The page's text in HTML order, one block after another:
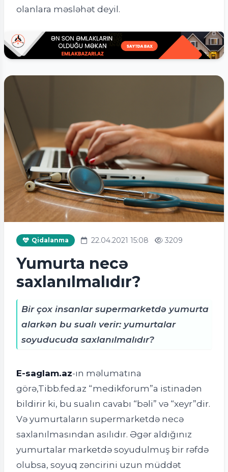
olanlara məsləhət deyil.
Qidalanma 22.04.2021 15:08 3209
Yumurta necə
saxlanılmalıdır?
Bir çox insanlar supermarketdə yumurta
alarkən bu sualı verir: yumurtalar
soyuducuda saxlanılmalıdır?
E-saglam.az-ın məlumatına
görə,Tibb.fed.az “medikforum”a istinadən
bildirir ki, bu sualın cavabı “bəli” və “xeyr”dir.
Və yumurtaların supermarketdə necə
saxlanılmasından asılıdır. Əgər aldığınız
yumurtalar marketdə soyudulmuş bir rəfdə
olubsa, soyuq zəncirini uzun müddət